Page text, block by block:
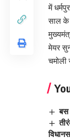
में
साल के
मेयर
चमोली
बस